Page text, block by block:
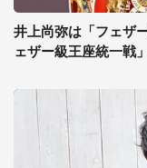
井上尚弥は「フェザ
ェザー級王座統一戦